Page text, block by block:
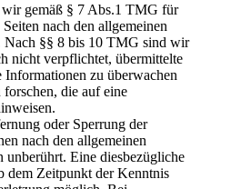
gemäß § 7 Abs.1 TMG für
nach den allgemeinen
Nach §§ 8 bis 10 TMG sind wir
nicht verpflichtet, übermittelte
Informationen zu überwachen
die auf eine
oder Sperrung der
nach den allgemeinen
unberührt. Eine diesbezügliche
dem Zeitpunkt der Kenntnis